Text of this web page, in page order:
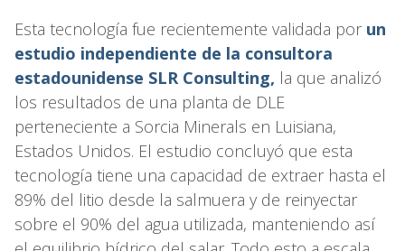
Esta tecnología fue recientemente validada por un
estudio independiente de la consultora
estadounidense SLR Consulting, la que analizó
los resultados de una planta de DLE
perteneciente a Sorcia Minerals en Luisiana,
Estados Unidos. El estudio concluyó que esta
tecnología tiene una capacidad de extraer hasta el
89% del litio desde la salmuera y de reinyectar
sobre el 90% del agua utilizada, manteniendo así